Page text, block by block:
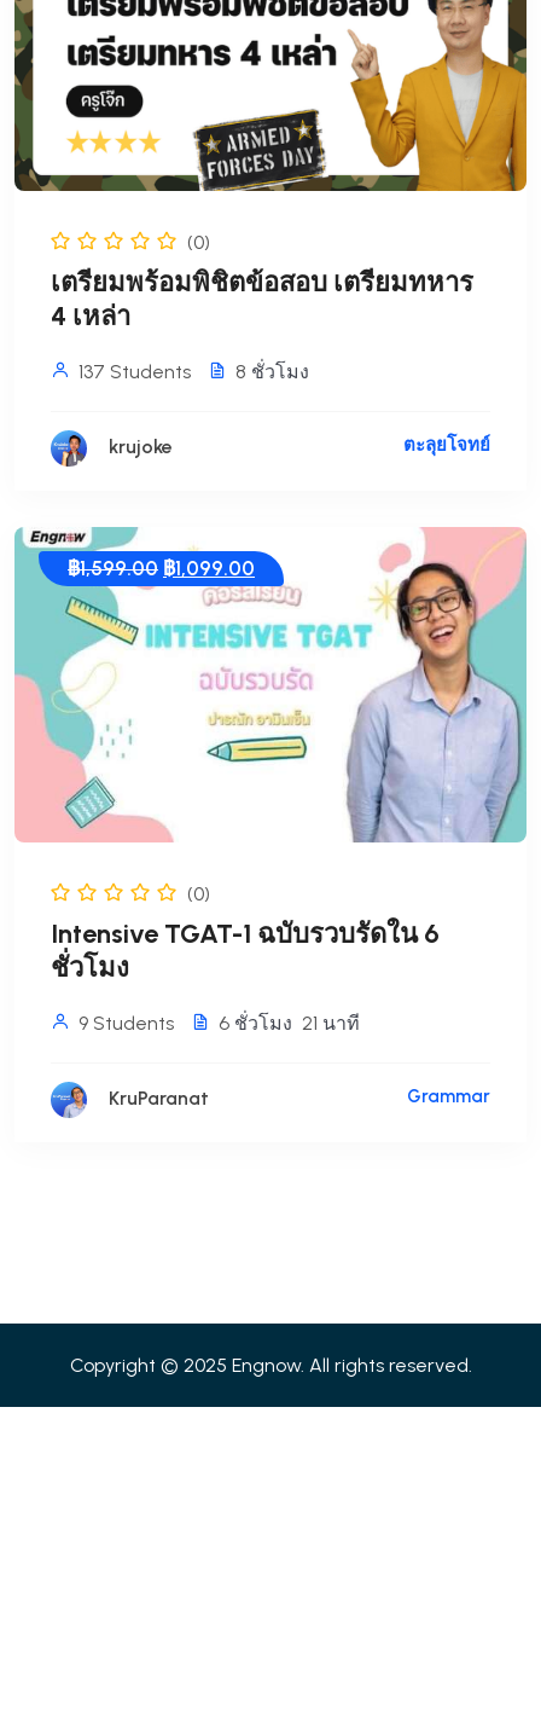
฿3,490.00.฿2,990.00.
(0)
เตรียมพร้อมพิชิตข้อสอบ เตรียมทหาร
4 เหล่า
137 Students 8 ชั่วโมง
krujoke ตะลุยโจทย์
฿1,599.00 Original
price
was:
฿1,599.00.
฿1,099.00 Current
price
is:
฿1,099.00.
(0)
Intensive TGAT-1 ฉบับรวบรัดใน 6
ชั่วโมง
9 Students 6 ชั่วโมง 21 นาที
KruParanat Grammar
Copyright © 2025 Engnow. All rights reserved.